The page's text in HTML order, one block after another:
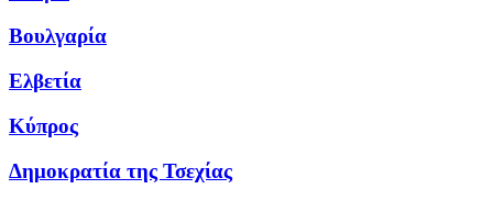
Βουλγαρία
Ελβετία
Κύπρος
Δημοκρατία της Τσεχίας